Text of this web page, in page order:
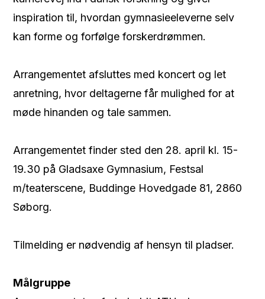
inspiration til, hvordan gymnasieeleverne selv
kan forme og forfølge forskerdrømmen.
Arrangementet afsluttes med koncert og let
anretning, hvor deltagerne får mulighed for at
møde hinanden og tale sammen.
Arrangementet finder sted den 28. april kl. 15-
19.30 på Gladsaxe Gymnasium, Festsal
m/teaterscene, Buddinge Hovedgade 81, 2860
Søborg.
Tilmelding er nødvendig af hensyn til pladser.
Målgruppe